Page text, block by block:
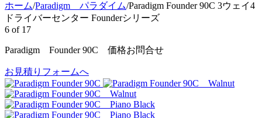
ホーム/Paradigm パラダイム/Paradigm Founder 90C 3ウェイ4
ドライバーセンター Founderシリーズ
6 of 17
Paradigm Founder 90C 価格お問合せ
お見積りフォームへ